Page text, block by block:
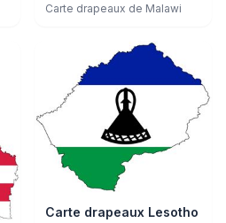
Carte drapeaux de Malawi
Carte drapeaux Lesotho